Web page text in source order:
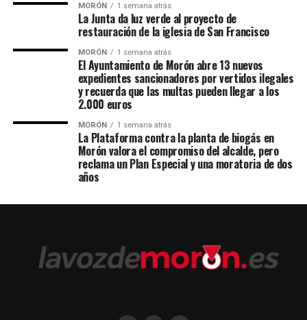
MORÓN 1 semana atrás
La Junta da luz verde al proyecto de
restauración de la iglesia de San Francisco
MORÓN 1 semana atrás
El Ayuntamiento de Morón abre 13 nuevos
expedientes sancionadores por vertidos ilegales
y recuerda que las multas pueden llegar a los
2.000 euros
MORÓN 1 semana atrás
La Plataforma contra la planta de biogás en
Morón valora el compromiso del alcalde, pero
reclama un Plan Especial y una moratoria de dos
años